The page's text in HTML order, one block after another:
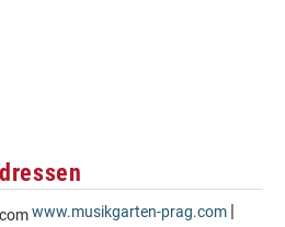
www.musikgarten-prag.com |